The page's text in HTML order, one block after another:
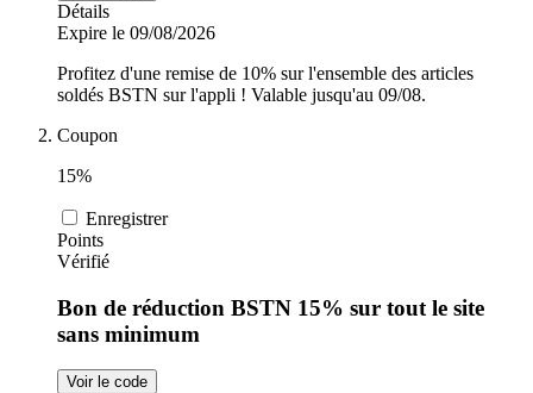
TikTok Shop
Détails
Expire le 09/08/2026
Profitez d'une remise de 10% sur l'ensemble des articles
soldés BSTN sur l'appli ! Valable jusqu'au 09/08.
Coupon
15%
Enregistrer
Points
Vérifié
Bon de réduction BSTN 15% sur tout le site
sans minimum
Voir le code